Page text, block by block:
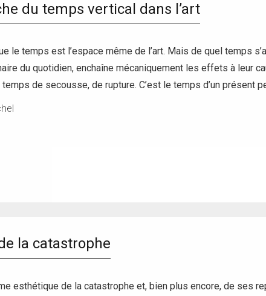
du temps vertical dans l’art
le temps est l’espace même de l’art. Mais de quel temps
du quotidien, enchaîne mécaniquement les effets à leur
de secousse, de rupture. C’est le temps d’un présent
la catastrophe
esthétique de la catastrophe et, bien plus encore, de ses